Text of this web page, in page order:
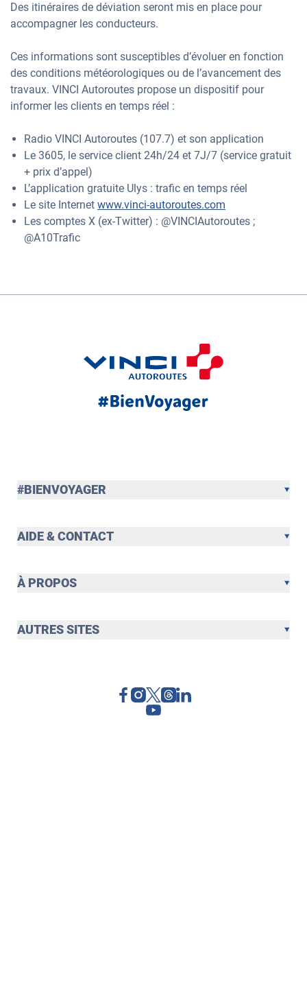
Des itinéraires de déviation seront mis en place pour
accompagner les conducteurs.
Ces informations sont susceptibles d’évoluer en fonction
des conditions météorologiques ou de l’avancement des
travaux. VINCI Autoroutes propose un dispositif pour
informer les clients en temps réel :
Radio VINCI Autoroutes (107.7) et son application
Le 3605, le service client 24h/24 et 7J/7 (service gratuit
+ prix d’appel)
L’application gratuite Ulys : trafic en temps réel
Le site Internet www.vinci-autoroutes.com
Les comptes X (ex-Twitter) : @VINCIAutoroutes ;
@A10Trafic
#BIENVOYAGER
AIDE & CONTACT
À PROPOS
AUTRES SITES